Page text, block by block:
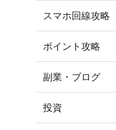
スマホ回線攻略
ポイント攻略
副業・ブログ
投資